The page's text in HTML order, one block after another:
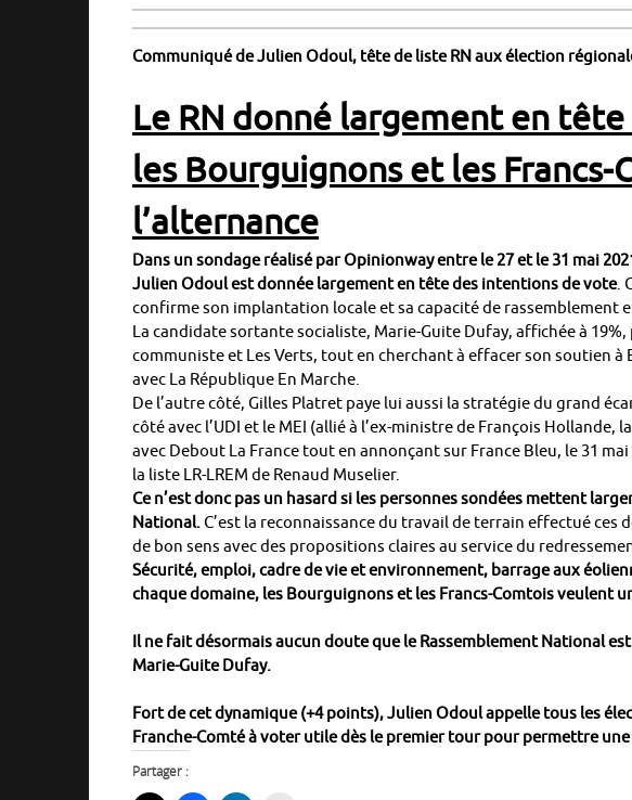
Communiqué de Julien Odoul, tête de liste RN aux élection
Le RN donné largement en tête
les Bourguignons et les
l’alternance
Dans un sondage réalisé par Opinionway entre le 27 et le 31 mai
Julien Odoul est donnée largement en tête des intentions de vote.
confirme son implantation locale et sa capacité de rassemblement
La candidate sortante socialiste, Marie-Guite Dufay, affichée à
communiste et Les Verts, tout en cherchant à effacer son soutien
avec La République En Marche.
De l’autre côté, Gilles Platret paye lui aussi la stratégie du grand
côté avec l’UDI et le MEI (allié à l’ex-ministre de François Hollande,
avec Debout La France tout en annonçant sur France Bleu, le 31
la liste LR-LREM de Renaud Muselier.
Ce n’est donc pas un hasard si les personnes sondées mettent
National.C’est la reconnaissance du travail de terrain effectué ces
de bon sens avec des propositions claires au service du
Sécurité, emploi, cadre de vie et environnement, barrage aux
chaque domaine, les Bourguignons et les Francs-Comtois veulent
Il ne fait désormais aucun doute que le Rassemblement National
Marie-Guite Dufay.
Fort de cet dynamique (+4 points), Julien Odoul appelle tous les
Franche-Comté à voter utile dès le premier tour pour permettre
Partager :